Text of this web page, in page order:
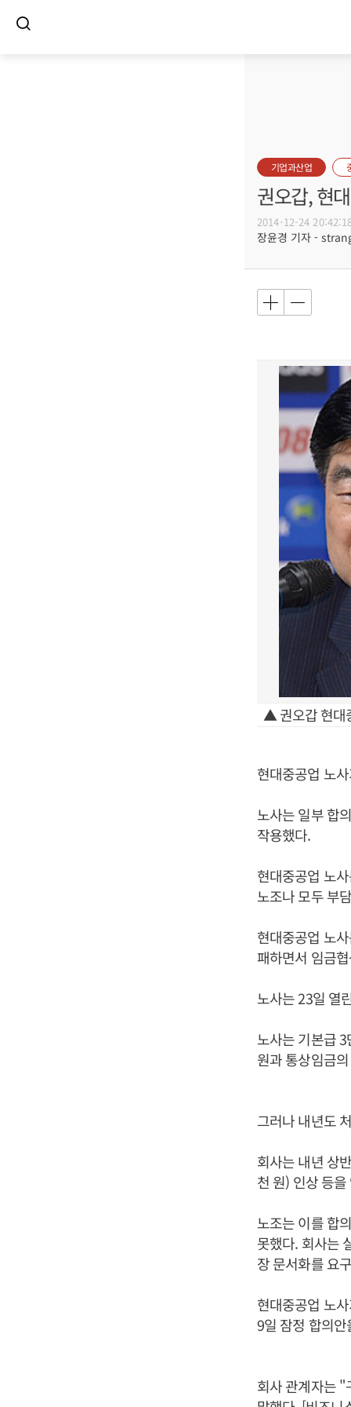
기업과산업
권오갑, 현
2014-12-24
장윤경 기자 -
▲ 권오갑 현대
현대중공업 노
노사는 일부 합
작용했다.
현대중공업 노
노조나 모두 부
현대중공업 노
패하면서 임금
노사는 23일 열
노사는 기본급
원과 통상임금
그러나 내년도
회사는 내년 상
천 원) 인상 등
노조는 이를 합
못했다. 회사는
장 문서화를 요
현대중공업 노
9일 잠정 합의
회사 관계자는 "